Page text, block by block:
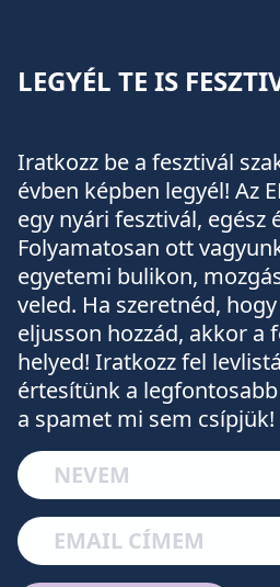
LEGYÉL TE IS
Iratkozz be a fesztivál
évben képben legyél! Az
egy nyári fesztivál, egész
Folyamatosan ott
egyetemi bulikon,
veled. Ha szeretnéd,
eljusson hozzád, akkor a
helyed! Iratkozz fel
értesítünk a
a spamet mi sem csípjük!